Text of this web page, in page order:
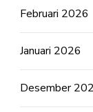
Februari 2026
Januari 2026
Desember